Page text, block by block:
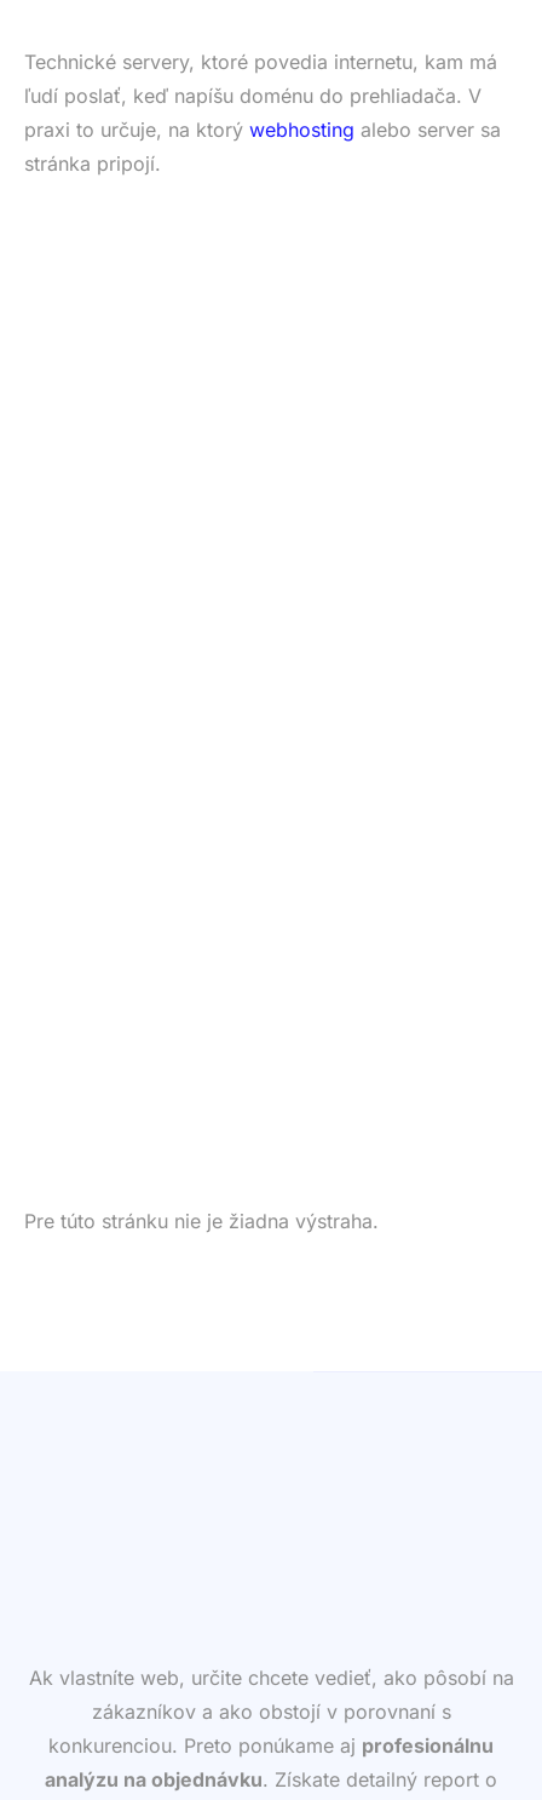
Technické servery, ktoré povedia internetu, kam má
ľudí poslať, keď napíšu doménu do prehliadača. V
praxi to určuje, na ktorý webhosting alebo server sa
stránka pripojí.
Pre túto stránku nie je žiadna výstraha.
Ak vlastníte web, určite chcete vedieť, ako pôsobí na
zákazníkov a ako obstojí v porovnaní s
konkurenciou. Preto ponúkame aj profesionálnu
analýzu na objednávku. Získate detailný report o